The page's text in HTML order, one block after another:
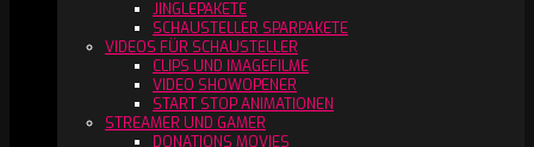
JINGLEPAKETE
SCHAUSTELLER SPARPAKETE
VIDEOS FÜR SCHAUSTELLER
CLIPS UND IMAGEFILME
VIDEO SHOWOPENER
START STOP ANIMATIONEN
STREAMER UND GAMER
DONATIONS MOVIES